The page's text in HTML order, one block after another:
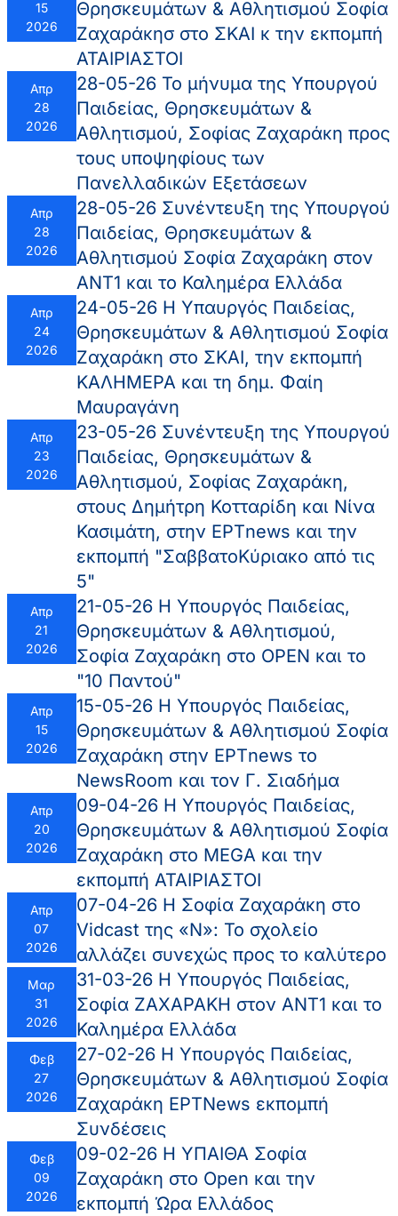
15
2026
Θρησκευμάτων & Αθλητισμού Σοφία
Ζαχαράκησ στο ΣΚΑΙ κ την εκπομπή
ΑΤΑΙΡΙΑΣΤΟΙ
Απρ
28
2026
28-05-26 Το μήνυμα της Υπουργού
Παιδείας, Θρησκευμάτων &
Αθλητισμού, Σοφίας Ζαχαράκη προς
τους υποψηφίους των
Πανελλαδικών Εξετάσεων
Απρ
28
2026
28-05-26 Συνέντευξη της Υπουργού
Παιδείας, Θρησκευμάτων &
Αθλητισμού Σοφία Ζαχαράκη στον
ΑΝΤ1 και το Καλημέρα Ελλάδα
Απρ
24
2026
24-05-26 Η Υπαυργός Παιδείας,
Θρησκευμάτων & Αθλητισμού Σοφία
Ζαχαράκη στο ΣΚΑΙ, την εκπομπή
ΚΑΛΗΜΕΡΑ και τη δημ. Φαίη
Μαυραγάνη
Απρ
23
2026
23-05-26 Συνέντευξη της Υπουργού
Παιδείας, Θρησκευμάτων &
Αθλητισμού, Σοφίας Ζαχαράκη,
στους Δημήτρη Κοτταρίδη και Νίνα
Κασιμάτη, στην ΕΡΤnews και την
εκπομπή "ΣαββατοΚύριακο από τις
5"
Απρ
21
2026
21-05-26 Η Υπουργός Παιδείας,
Θρησκευμάτων & Αθλητισμού,
Σοφία Ζαχαράκη στο OPEN και το
"10 Παντού"
Απρ
15
2026
15-05-26 Η Υπουργός Παιδείας,
Θρησκευμάτων & Αθλητισμού Σοφία
Ζαχαράκη στην ΕΡΤnews το
NewsRoom και τον Γ. Σιαδήμα
Απρ
20
2026
09-04-26 Η Υπουργός Παιδείας,
Θρησκευμάτων & Αθλητισμού Σοφία
Ζαχαράκη στο MEGA και την
εκπομπή ΑΤΑΙΡΙΑΣΤΟΙ
Απρ
07
2026
07-04-26 Η Σοφία Ζαχαράκη στο
Vidcast της «Ν»: Το σχολείο
αλλάζει συνεχώς προς το καλύτερο
Μαρ
31
2026
31-03-26 Η Υπουργός Παιδείας,
Σοφία ΖΑΧΑΡΑΚΗ στον ΑΝΤ1 και το
Καλημέρα Ελλάδα
Φεβ
27
2026
27-02-26 Η Υπουργός Παιδείας,
Θρησκευμάτων & Αθλητισμού Σοφία
Ζαχαράκη ΕΡΤNews εκπομπή
Συνδέσεις
Φεβ
09
2026
09-02-26 Η ΥΠΑΙΘΑ Σοφία
Ζαχαράκη στο Open και την
εκπομπή Ώρα Ελλάδος